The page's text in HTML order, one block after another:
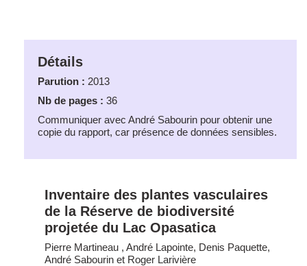
Détails
Parution : 2013
Nb de pages : 36
Communiquer avec André Sabourin pour obtenir une
copie du rapport, car présence de données sensibles.
Inventaire des plantes vasculaires
de la Réserve de biodiversité
projetée du Lac Opasatica
Pierre Martineau , André Lapointe, Denis Paquette,
André Sabourin et Roger Larivière